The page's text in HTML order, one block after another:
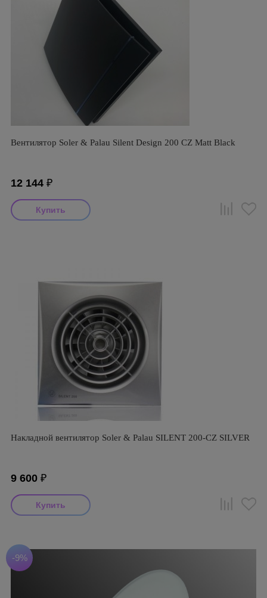
Вентилятор Soler & Palau Silent Design 200 CZ Matt Black
12 144 ₽
Накладной вентилятор Soler & Palau SILENT 200-CZ SILVER
9 600 ₽
-9%